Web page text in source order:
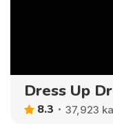
Dress Up
8.3 37,923